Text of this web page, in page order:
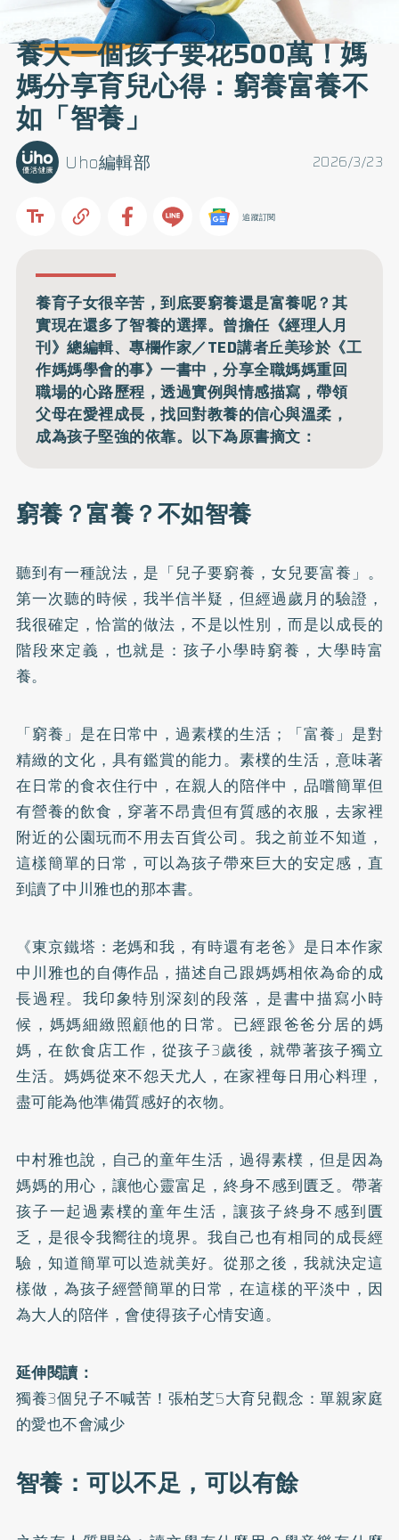
養大一個孩子要花500萬！媽
媽分享育兒心得：窮養富養不
如「智養」
2026/3/23
Uho編輯部
追蹤訂閱
養育子女很辛苦，到底要窮養還是富養呢？其
實現在還多了智養的選擇。曾擔任《經理人月
刊》總編輯、專欄作家／TED講者丘美珍於《工
作媽媽學會的事》一書中，分享全職媽媽重回
職場的心路歷程，透過實例與情感描寫，帶領
父母在愛裡成長，找回對教養的信心與溫柔，
成為孩子堅強的依靠。以下為原書摘文：
窮養？富養？不如智養
聽到有一種說法，是「兒子要窮養，女兒要富養」。
第一次聽的時候，我半信半疑，但經過歲月的驗證，
我很確定，恰當的做法，不是以性別，而是以成長的
階段來定義，也就是：孩子小學時窮養，大學時富
養。
「窮養」是在日常中，過素樸的生活；「富養」是對
精緻的文化，具有鑑賞的能力。素樸的生活，意味著
在日常的食衣住行中，在親人的陪伴中，品嚐簡單但
有營養的飲食，穿著不昂貴但有質感的衣服，去家裡
附近的公園玩而不用去百貨公司。我之前並不知道，
這樣簡單的日常，可以為孩子帶來巨大的安定感，直
到讀了中川雅也的那本書。
《東京鐵塔：老媽和我，有時還有老爸》 是日本作家
中川雅也的自傳作品，描述自己跟媽媽相依為命的成
長過程。我印象特別深刻的段落，是書中描寫小時
候，媽媽細緻照顧他的日常。已經跟爸爸分居的媽
媽，在飲食店工作，從孩子3歲後，就帶著孩子獨立
生活。媽媽從來不怨天尤人，在家裡每日用心料理，
盡可能為他準備質感好的衣物。
中村雅也說，自己的童年生活，過得素樸，但是因為
媽媽的用心，讓他心靈富足，終身不感到匱乏。帶著
孩子一起過素樸的童年生活，讓孩子終身不感到匱
乏，是很令我嚮往的境界。我自己也有相同的成長經
驗，知道簡單可以造就美好。從那之後，我就決定這
樣做，為孩子經營簡單的日常，在這樣的平淡中，因
為大人的陪伴，會使得孩子心情安適。
延伸閱讀：
獨養3個兒子不喊苦！張柏芝5大育兒觀念：單親家庭
的愛也不會減少
智養：可以不足，可以有餘